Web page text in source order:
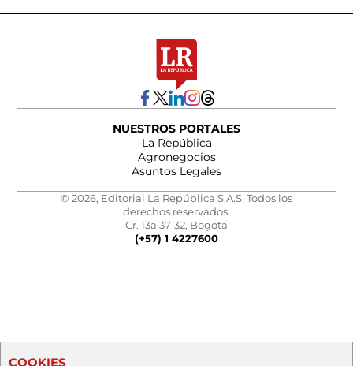
NUESTROS PORTALES
La República
Agronegocios
Asuntos Legales
© 2026, Editorial La República S.A.S. Todos los
derechos reservados.
Cr. 13a 37-32, Bogotá
(+57) 1 4227600
COOKIES